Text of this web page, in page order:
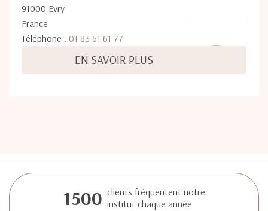
91000 Evry
France
Téléphone : 01 83 61 61 77
EN SAVOIR PLUS
1500 clients fréquentent notre
institut chaque année